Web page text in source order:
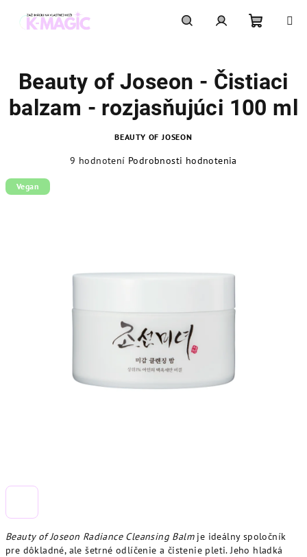
košík
Beauty of Joseon Radiance Cleansing Balmje ideálny spoločník
pre dôkladné, ale šetrné odlíčenie a čistenie pleti. Jeho hladká
Beauty of Joseon - Čistiaci
balzam - rozjasňujúci 100 ml
BEAUTY OF JOSEON
produktu
9 hodnotení Podrobnosti hodnotenia
Vegan